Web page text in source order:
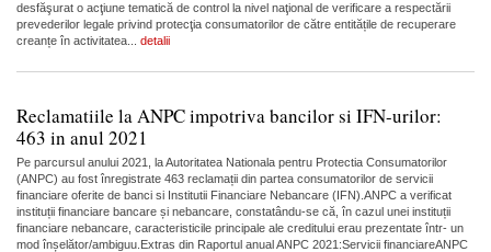
desfăşurat o acţiune tematică de control la nivel naţional de verificare a respectării
prevederilor legale privind protecţia consumatorilor de către entitățile de recuperare
creanțe în activitatea... detalii
Reclamatiile la ANPC impotriva bancilor si IFN-urilor:
463 in anul 2021
Pe parcursul anului 2021, la Autoritatea Nationala pentru Protectia Consumatorilor
(ANPC) au fost înregistrate 463 reclamații din partea consumatorilor de servicii
financiare oferite de banci si Institutii Financiare Nebancare (IFN).ANPC a verificat
instituții financiare bancare și nebancare, constatându-se că, în cazul unei instituții
financiare nebancare, caracteristicile principale ale creditului erau prezentate într- un
mod înșelător/ambiguu.Extras din Raportul anual ANPC 2021:Servicii financiareANPC